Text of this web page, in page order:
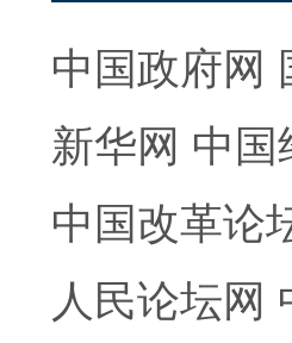
中国政府网
新华网 中
中国改革论
人民论坛网